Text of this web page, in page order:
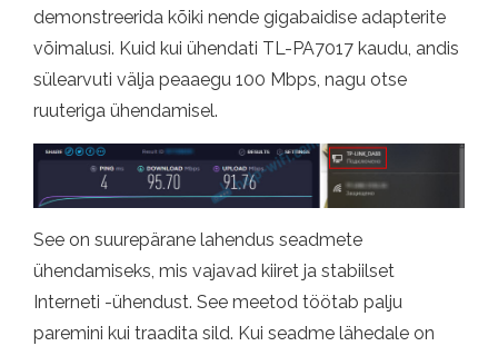
demonstreerida kõiki nende gigabaidise adapterite
võimalusi. Kuid kui ühendati TL-PA7017 kaudu, andis
sülearvuti välja peaaegu 100 Mbps, nagu otse
ruuteriga ühendamisel.
See on suurepärane lahendus seadmete
ühendamiseks, mis vajavad kiiret ja stabiilset
Interneti -ühendust. See meetod töötab palju
paremini kui traadita sild. Kui seadme lähedale on